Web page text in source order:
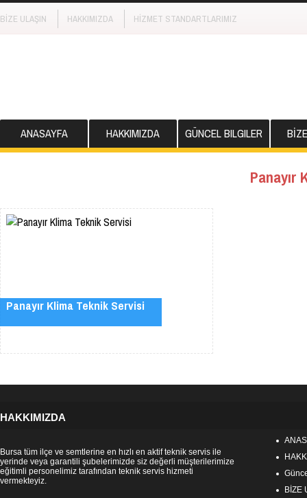
BİZE ULAŞIN HAKKIMIZDA HİZMET STANDARTLARIMIZ
ANASAYFA HAKKIMIZDA GÜNCEL BILGILER
Panayır
Panayır Klima Teknik Servisi
HAKKIMIZDA
Bursa tüm ilçe ve semtlerine en hızlı en aktif teknik servis ile
yerinde veya garantili şubelerimizde siz değerli müşterilerimize
eğitimli personelimiz tarafından teknik servis hizmeti
vermekteyiz.
BİZE